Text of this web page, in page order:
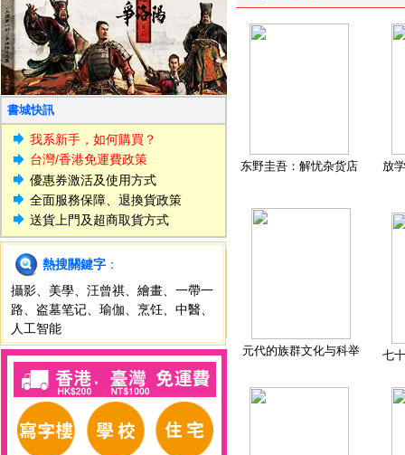
書城快訊
我系新手，如何購買？
台灣/香港免運費政策
優惠券激活及使用方式
全面服務保障、退換貨政策
送貨上門及超商取貨方式
熱搜關鍵字 ：
攝影
美學 汪曾祺 繪畫
一帶一
路
盗墓笔记 瑜伽 烹饪 中醫
人工智能
东野圭吾：解忧杂货店 放
元代的族群文化与科举 七